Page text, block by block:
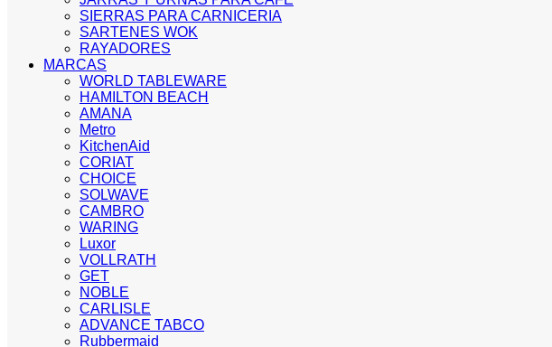
SIERRAS PARA CARNICERIA
SARTENES WOK
RAYADORES
MARCAS
WORLD TABLEWARE
HAMILTON BEACH
AMANA
Metro
KitchenAid
CORIAT
CHOICE
SOLWAVE
CAMBRO
WARING
Luxor
VOLLRATH
GET
NOBLE
CARLISLE
ADVANCE TABCO
Rubbermaid